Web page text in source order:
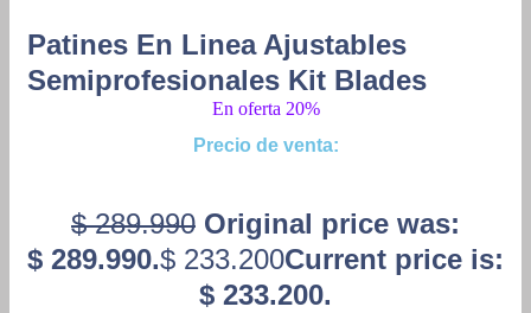
Patines En Linea Ajustables
Semiprofesionales Kit Blades
En oferta 20%
Precio de venta:
$289.990 Original price was:
$ 289.990.$ 233.200Current price is:
$ 233.200.